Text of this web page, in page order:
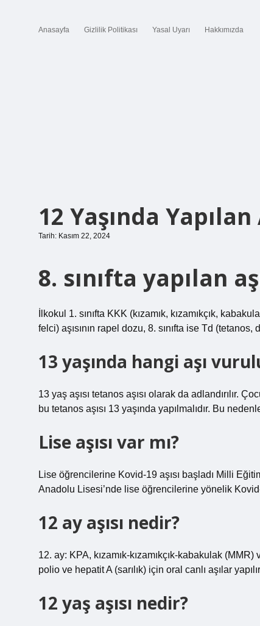
Anasayfa Gizlilik Politikası Yasal Uyarı Hakkımızda
12 Yaşında
Tarih: Kasım 22, 2024
8. sınıfta yapılan
İlkokul 1. sınıfta KKK (kızamık, kızamıkçık,
felci) aşısının rapel dozu, 8. sınıfta ise Td (tetanos,
13 yaşında hangi aşı
13 yaş aşısı tetanos aşısı olarak da adlandırılır.
bu tetanos aşısı 13 yaşında yapılmalıdır. Bu
Lise aşısı var mı?
Lise öğrencilerine Kovid-19 aşısı başladı Milli
Anadolu Lisesi’nde lise öğrencilerine yönelik Kovid-
12 ay aşısı nedir?
12. ay: KPA, kızamık-kızamıkçık-kabakulak
polio ve hepatit A (sarılık) için oral canlı aşılar
12 yaş aşısı nedir?